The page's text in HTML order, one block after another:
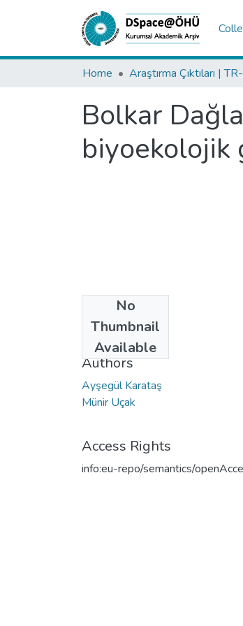
Home
Bolkar
biyoekolojik
No
Thumbnail
Available
2017
Authors
Ayşegül Karataş
Münir Uçak
Access Rights
info:eu-repo/semantics/